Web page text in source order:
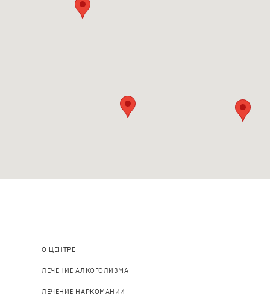
Основна
навіґація
О ЦЕНТРЕ
ЛЕЧЕНИЕ АЛКОГОЛИЗМА
ЛЕЧЕНИЕ НАРКОМАНИИ